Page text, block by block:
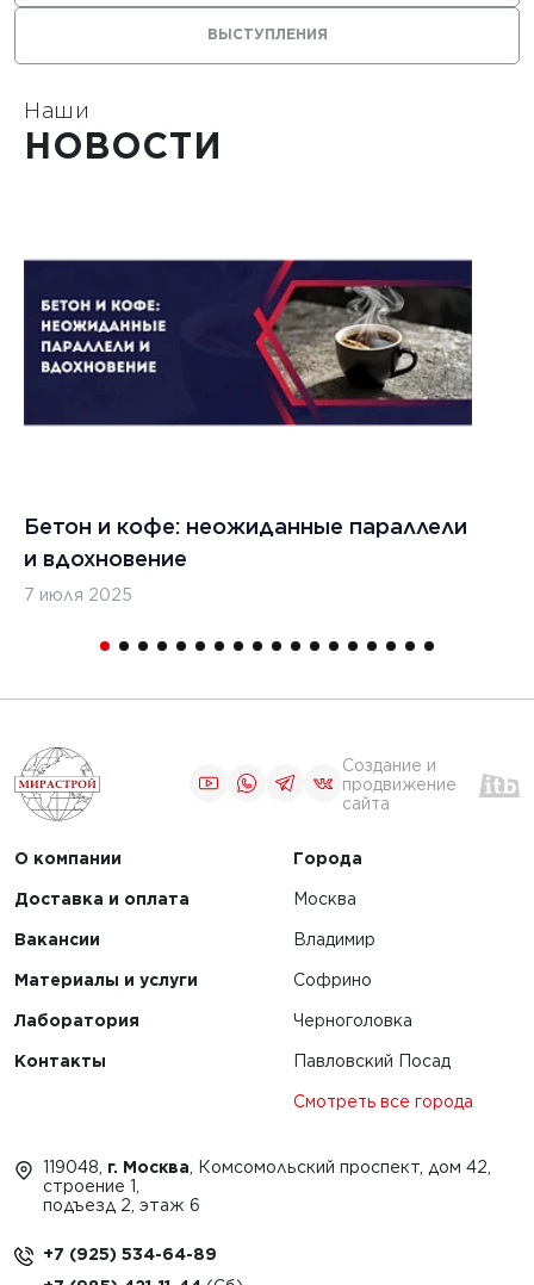
1
ВЫСТУПЛЕНИЯ
Наши
НОВОСТИ
Бетон и кофе: неожиданные параллели
и вдохновение
7 июля 2025
Создание и
продвижение
сайта
О компании
Доставка и оплата
Вакансии
Материалы и услуги
Лаборатория
Контакты
Города
Москва
Владимир
Софрино
Черноголовка
Павловский Посад
Смотреть все города
119048, г. Москва , Комсомольский проспект, дом 42,
строение 1,
подъезд 2, этаж 6
+7 (925) 534-64-89